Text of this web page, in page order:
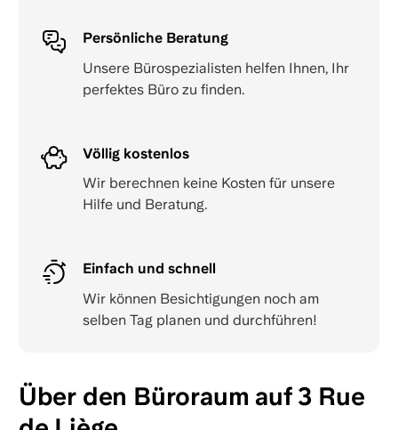
Persönliche Beratung
Unsere Bürospezialisten helfen Ihnen, Ihr
perfektes Büro zu finden.
Völlig kostenlos
Wir berechnen keine Kosten für unsere
Hilfe und Beratung.
Einfach und schnell
Wir können Besichtigungen noch am
selben Tag planen und durchführen!
Über den Büroraum auf 3 Rue